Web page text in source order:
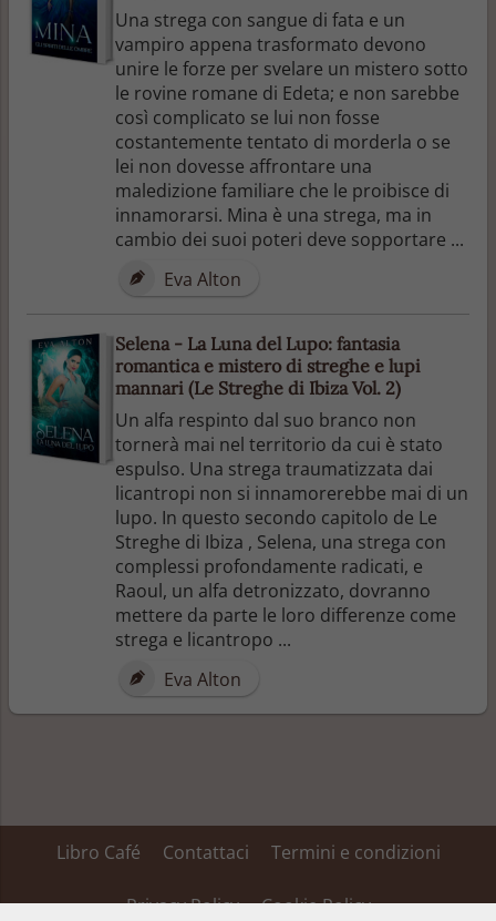
Una strega con sangue di fata e un
vampiro appena trasformato devono
unire le forze per svelare un mistero sotto
le rovine romane di Edeta; e non sarebbe
così complicato se lui non fosse
costantemente tentato di morderla o se
lei non dovesse affrontare una
maledizione familiare che le proibisce di
innamorarsi. Mina è una strega, ma in
cambio dei suoi poteri deve sopportare ...
Eva Alton
Selena - La Luna del Lupo: fantasia
romantica e mistero di streghe e lupi
mannari (Le Streghe di Ibiza Vol. 2)
Un alfa respinto dal suo branco non
tornerà mai nel territorio da cui è stato
espulso. Una strega traumatizzata dai
licantropi non si innamorerebbe mai di un
lupo. In questo secondo capitolo de Le
Streghe di Ibiza , Selena, una strega con
complessi profondamente radicati, e
Raoul, un alfa detronizzato, dovranno
mettere da parte le loro differenze come
strega e licantropo ...
Eva Alton
Libro Café Contattaci Termini e condizioni
Privacy Policy Cookie Policy